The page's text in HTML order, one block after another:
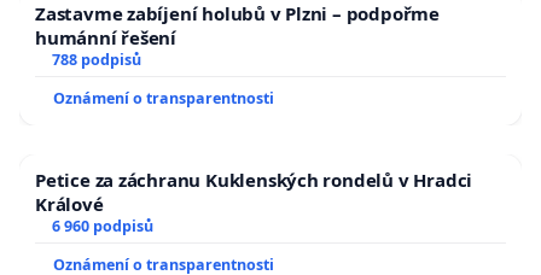
Zastavme zabíjení holubů v Plzni – podpořme
humánní řešení
788 podpisů
Oznámení o transparentnosti
Petice za záchranu Kuklenských rondelů v Hradci
Králové
6 960 podpisů
Oznámení o transparentnosti